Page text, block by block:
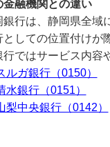
金融機関との違い
銀行は、静岡県全域
としての位置付けが
行ではサービス内容
ルガ銀行（0150）
水銀行（0151）
梨中央銀行（0142）